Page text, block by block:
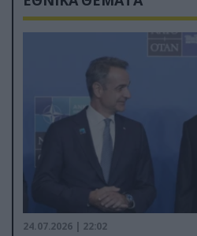
24.07.2026 | 22:02